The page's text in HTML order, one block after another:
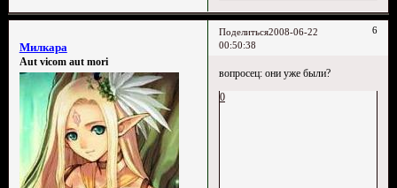
Поделиться 6
2008-06-22
00:50:38
Милкара
Aut vicom aut mori
вопросец: они уже были?
0